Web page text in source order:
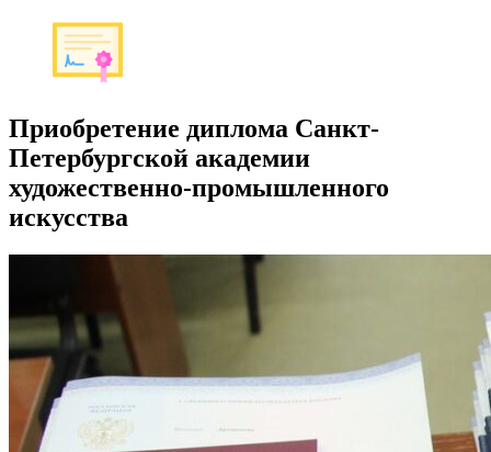
Приобретение диплома Санкт-
Петербургской академии
художественно-промышленного
искусства